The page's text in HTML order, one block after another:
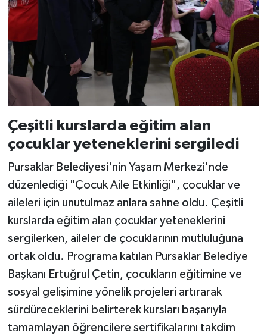
Çeşitli kurslarda eğitim alan
çocuklar yeteneklerini sergiledi
Pursaklar Belediyesi'nin Yaşam Merkezi'nde
düzenlediği "Çocuk Aile Etkinliği", çocuklar ve
aileleri için unutulmaz anlara sahne oldu. Çeşitli
kurslarda eğitim alan çocuklar yeteneklerini
sergilerken, aileler de çocuklarının mutluluğuna
ortak oldu. Programa katılan Pursaklar Belediye
Başkanı Ertuğrul Çetin, çocukların eğitimine ve
sosyal gelişimine yönelik projeleri artırarak
sürdüreceklerini belirterek kursları başarıyla
tamamlayan öğrencilere sertifikalarını takdim